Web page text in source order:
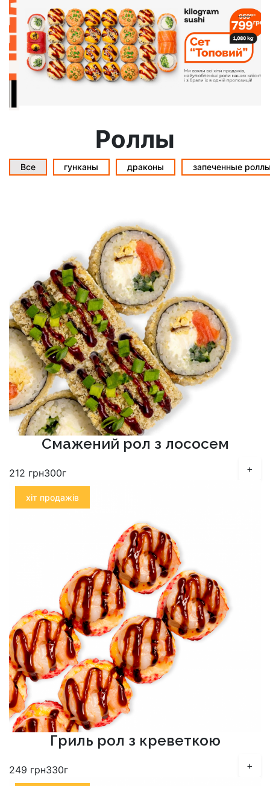
Роллы
Все гунканы драконы запеченные
Смажений рол з лососем
212 грн300г +
хіт продажів
Гриль рол з креветкою
249 грн330г +